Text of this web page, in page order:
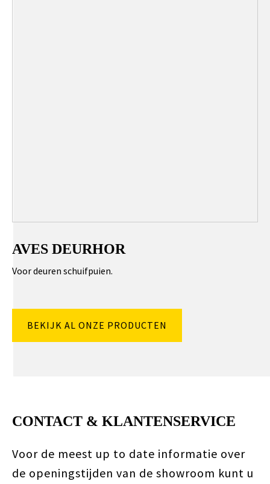
AVES DEURHOR
Voor deuren schuifpuien.
BEKIJK AL ONZE PRODUCTEN
CONTACT & KLANTENSERVICE
Voor de meest up to date informatie over
de openingstijden van de showroom kunt u